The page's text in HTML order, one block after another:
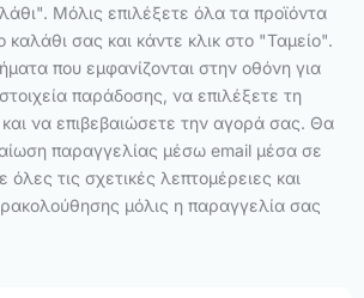
Μόλις επιλέξετε όλα τα προϊόντα
καλάθι σας και κάντε κλικ στο "Ταμείο".
που εμφανίζονται στην οθόνη για
παράδοσης, να επιλέξετε τη
να επιβεβαιώσετε την αγορά σας. Θα
παραγγελίας μέσω email μέσα σε
όλες τις σχετικές λεπτομέρειες και
μόλις η παραγγελία σας